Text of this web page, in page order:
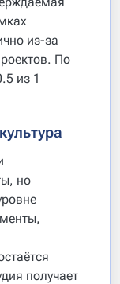
из-за
По
из 1
но
получает